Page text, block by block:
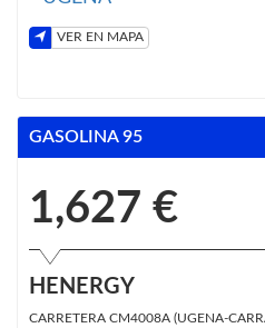
VER EN MAPA
GASOLINA 95
1,627 €
HENERGY
CARRETERA CM4008A (UGENA-